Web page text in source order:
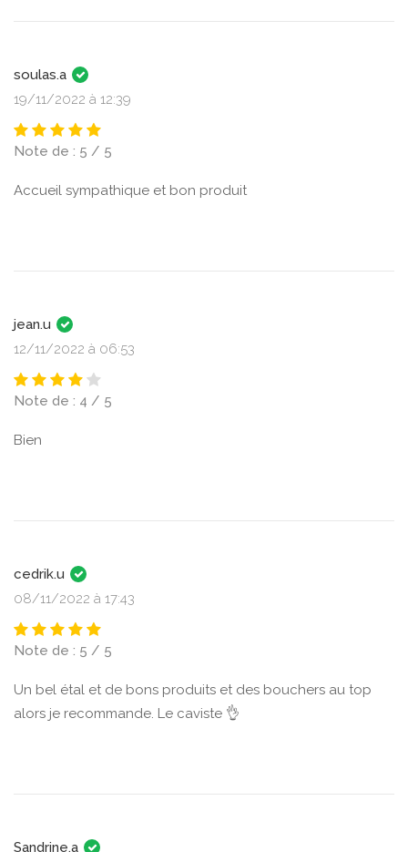
soulas.a
19/11/2022 à 12:39
Note de : 5 / 5
Accueil sympathique et bon produit
jean.u
12/11/2022 à 06:53
Note de : 4 / 5
Bien
cedrik.u
08/11/2022 à 17:43
Note de : 5 / 5
Un bel étal et de bons produits et des bouchers au top
alors je recommande. Le caviste 👌
Sandrine.a